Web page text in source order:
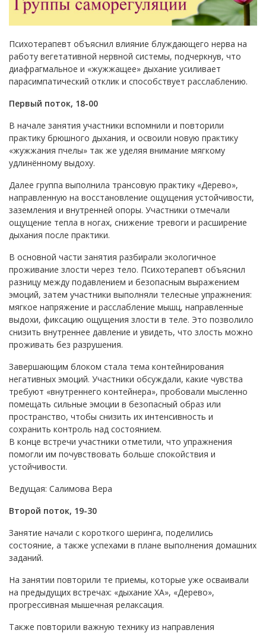
Психотерапевт объяснил влияние блуждающего нерва на
работу вегетативной нервной системы, подчеркнув, что
диафрагмальное и «жужжащее» дыхание усиливает
парасимпатический отклик и способствует расслаблению.
Первый поток, 18-00
В начале занятия участники вспомнили и повторили
практику брюшного дыхания, и освоили новую практику
«жужжания пчелы» так же уделяя внимание мягкому
удлинённому выдоху.
Далее группа выполнила трансовую практику «Дерево»,
направленную на восстановление ощущения устойчивости,
заземления и внутренней опоры. Участники отмечали
ощущение тепла в ногах, снижение тревоги и расширение
дыхания после практики.
В основной части занятия разбирали экологичное
проживание злости через тело. Психотерапевт объяснил
разницу между подавлением и безопасным выражением
эмоций, затем участники выполняли телесные упражнения:
мягкое напряжение и расслабление мышц, направленные
выдохи, фиксацию ощущения злости в теле. Это позволило
снизить внутреннее давление и увидеть, что злость можно
проживать без разрушения.
Завершающим блоком стала тема контейнирования
негативных эмоций. Участники обсуждали, какие чувства
требуют «внутреннего контейнера», пробовали мысленно
помещать сильные эмоции в безопасный образ или
пространство, чтобы снизить их интенсивность и
сохранить контроль над состоянием.
В конце встречи участники отметили, что упражнения
помогли им почувствовать больше спокойствия и
устойчивости.
Ведущая: Салимова Вера
Второй поток, 19-30
Занятие начали с короткого шеринга, поделились
состояние, а также успехами в плане выполнения домашних
заданий.
На занятии повторили те приемы, которые уже осваивали
на предыдущих встречах: «дыхание ХА», «Дерево»,
прогрессивная мышечная релаксация.
Также повторили важную технику из направления